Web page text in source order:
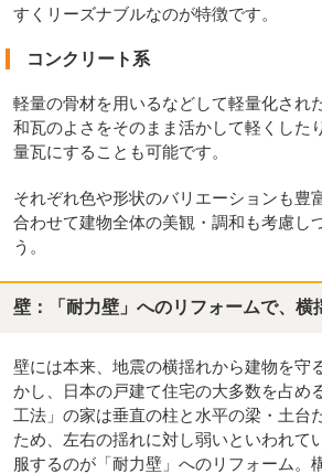
すくリーズナブルなのが特徴です。
コンクリート系
軽量の骨材を用いるなどして軽量化され
和瓦のよさをそのまま活かして軽くした
量瓦にすることも可能です。
それぞれ色や形状のバリエーションも豊
合わせて建物全体の美観・調和も考慮し
う。
壁：「耐力壁」へのリフォームで、横
壁には本来、地震の横揺れから建物を守
かし、日本の戸建て住宅の大多数を占め
工法」の家は垂直の柱と水平の梁・土台
ため、左右の揺れに対し弱いといわれて
服するのが「耐力壁」へのリフォーム。